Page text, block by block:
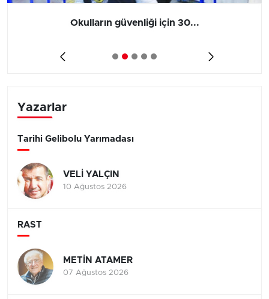
Okulların güvenliği için 30...
Yazarlar
Tarihi Gelibolu Yarımadası
VELİ YALÇIN
10 Ağustos 2026
RAST
METİN ATAMER
07 Ağustos 2026